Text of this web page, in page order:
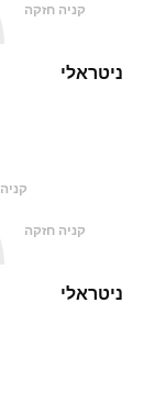
קניה
קניה חזקה
ניטראלי
קניה חזקה
ניטראלי